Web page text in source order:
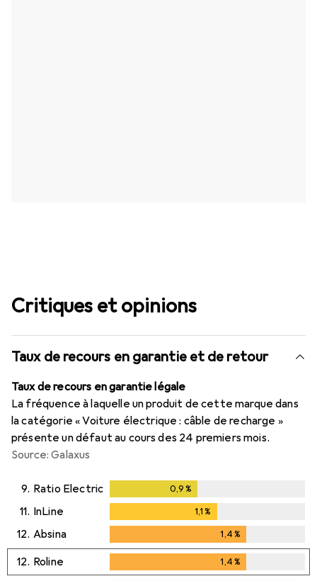
Critiques et opinions
Taux de recours en garantie et de retour
Taux de recours en garantie légale
La fréquence à laquelle un produit de cette marque dans
la catégorie « Voiture électrique : câble de recharge »
présente un défaut au cours des 24 premiers mois.
Source: Galaxus
9. Ratio Electric 0,9%
11. InLine 1,1%
12. Absina 1,4%
12. Roline 1,4%